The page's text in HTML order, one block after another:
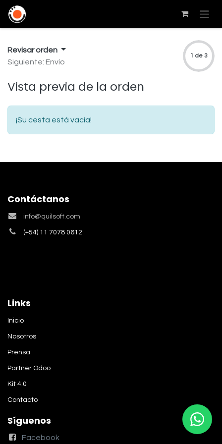
Revisar orden
Siguiente: Envío
1 de 3
Vista previa de la orden
¡Su cesta está vacía!
Contáctanos
info@quilsoft.com
(+54) 11 7078 0612
Links
Inicio
Nosotros
Prensa
Partner Odoo
Kit 4.0
Contacto
Síguenos
Facebook